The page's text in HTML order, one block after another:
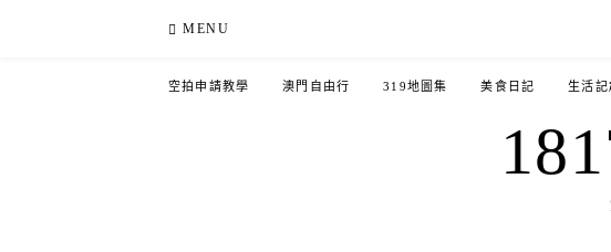
MENU
空拍申請教學 澳門自由行 319地圖集 美食日記 生活記